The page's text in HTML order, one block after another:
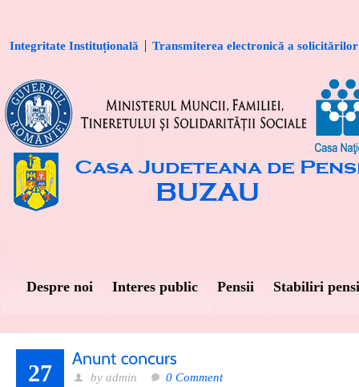
Integritate Instituțională Transmiterea electronică a solicitărilor
Despre noi Interes public Pensii Stabiliri
27 by admin 0 Comment